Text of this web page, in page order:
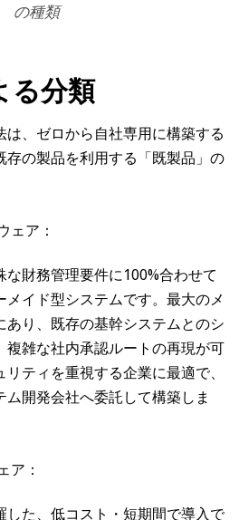
の種類
る分類
、ゼロから自社専用に構築する
存の製品を利用する「既製品」の
ェア：
財務管理要件に100%合わせて
イド型システムです。最大のメ
あり、既存の基幹システムとのシ
複雑な社内承認ルートの再現が可
ティを重視する企業に最適で、
開発会社へ委託して構築しま
ア：
した、低コスト・短期間で導入で